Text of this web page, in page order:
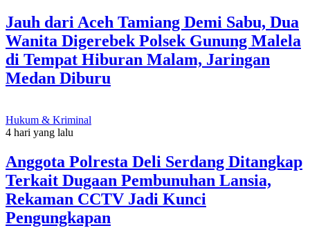
Jauh dari Aceh Tamiang Demi Sabu, Dua
Wanita Digerebek Polsek Gunung Malela
di Tempat Hiburan Malam, Jaringan
Medan Diburu
Hukum & Kriminal
4 hari yang lalu
Anggota Polresta Deli Serdang Ditangkap
Terkait Dugaan Pembunuhan Lansia,
Rekaman CCTV Jadi Kunci
Pengungkapan